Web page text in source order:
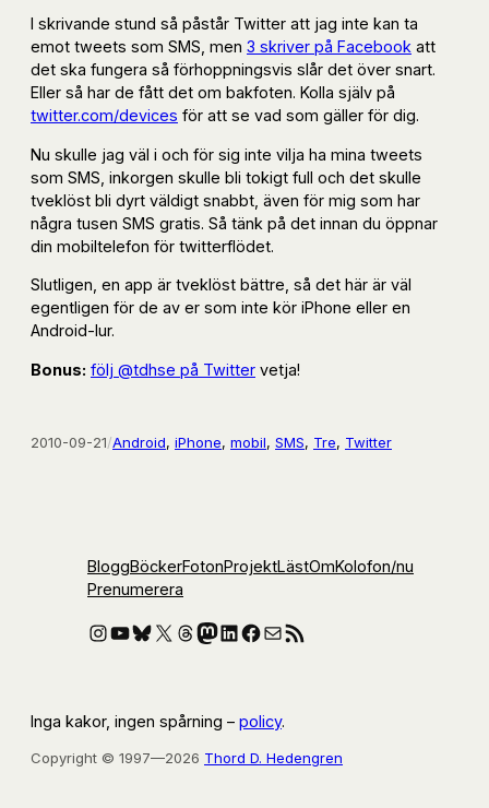
I skrivande stund så påstår Twitter att jag inte kan ta
emot tweets som SMS, men 3 skriver på Facebook att
det ska fungera så förhoppningsvis slår det över snart.
Eller så har de fått det om bakfoten. Kolla själv på
twitter.com/devices för att se vad som gäller för dig.
Nu skulle jag väl i och för sig inte vilja ha mina tweets
som SMS, inkorgen skulle bli tokigt full och det skulle
tveklöst bli dyrt väldigt snabbt, även för mig som har
några tusen SMS gratis. Så tänk på det innan du öppnar
din mobiltelefon för twitterflödet.
Slutligen, en app är tveklöst bättre, så det här är väl
egentligen för de av er som inte kör iPhone eller en
Android-lur.
Bonus: följ @tdhse på Twitter vetja!
2010-09-21/Android, iPhone, mobil, SMS, Tre, Twitter
BloggBöckerFotonProjektLästOmKolofon/nu
Prenumerera
Instagram
YouTube
Bluesky
X Threads
Mastodon
LinkedIn
Facebook
E-postRSS-flöde
Inga kakor, ingen spårning – policy.
Copyright © 1997—2026 Thord D. Hedengren